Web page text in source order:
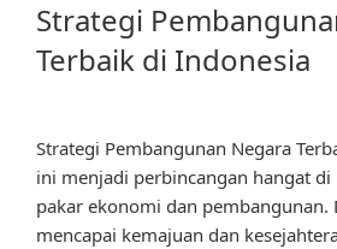
Strategi
Terbaik di Indonesia
Strategi Pembangunan Negara
ini menjadi perbincangan hangat di
pakar ekonomi dan pembangunan.
mencapai kemajuan dan